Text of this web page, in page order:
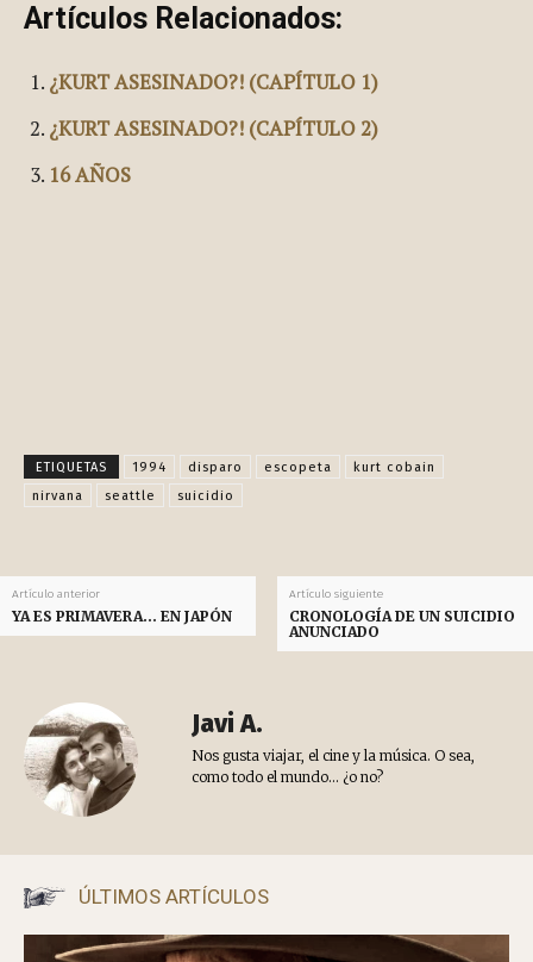
Artículos Relacionados:
¿KURT ASESINADO?! (CAPÍTULO 1)
¿KURT ASESINADO?! (CAPÍTULO 2)
16 AÑOS
ETIQUETAS 1994 disparo escopeta
kurt cobain
nirvana
seattle suicidio
Artículo anterior
YA ES PRIMAVERA… EN JAPÓN
Artículo siguiente
CRONOLOGÍA DE UN SUICIDIO
ANUNCIADO
Javi A.
Nos gusta viajar, el cine y la música. O sea,
como todo el mundo... ¿o no?
ÚLTIMOS ARTÍCULOS